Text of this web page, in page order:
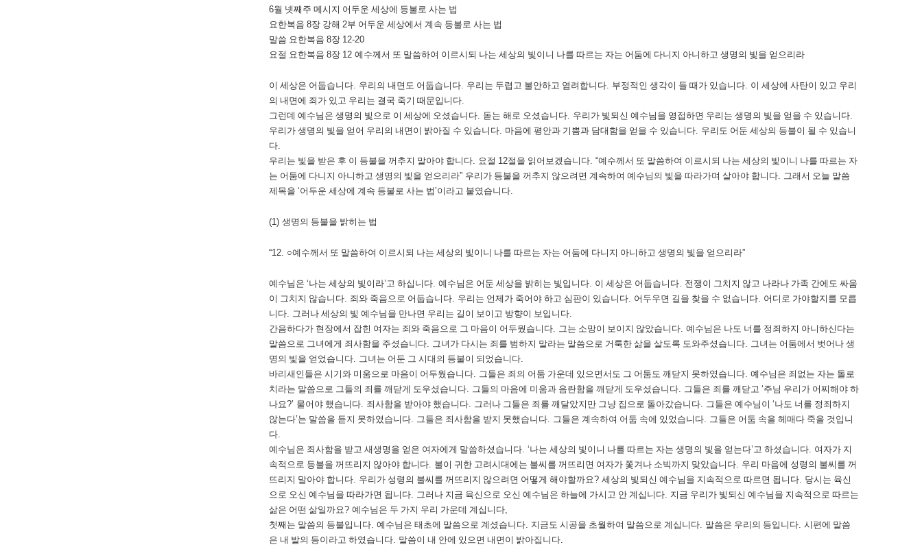
6월 넷째주 메시지 어두운 세상에 등불로 사는 법
요한복음 8장 강해 2부 어두운 세상에서 계속 등불로 사는 법
말씀 요한복음 8장 12-20
요절 요한복음 8장 12 예수께서 또 말씀하여 이르시되 나는 세상의 빛이니 나를 따르는 자는 어둠에 다니지 아니하고 생명의 빛을 얻으리라
이 세상은 어둡습니다. 우리의 내면도 어둡습니다. 우리는 두렵고 불안하고 염려합니다. 부정적인 생각이 들 때가 있습니다. 이 세상에 사탄이 있고 우리
의 내면에 죄가 있고 우리는 결국 죽기 때문입니다.
그런데 예수님은 생명의 빛으로 이 세상에 오셨습니다. 돋는 해로 오셨습니다. 우리가 빛되신 예수님을 영접하면 우리는 생명의 빛을 얻을 수 있습니다.
우리가 생명의 빛을 얻어 우리의 내면이 밝아질 수 있습니다. 마음에 평안과 기쁨과 담대함을 얻을 수 있습니다. 우리도 어둔 세상의 등불이 될 수 있습니
다.
우리는 빛을 받은 후 이 등불을 꺼추지 말아야 합니다. 요절 12절을 읽어보겠습니다. “예수께서 또 말씀하여 이르시되 나는 세상의 빛이니 나를 따르는 자
는 어둠에 다니지 아니하고 생명의 빛을 얻으리라” 우리가 등불을 꺼추지 않으려면 계속하여 예수님의 빛을 따라가며 살아야 합니다. 그래서 오늘 말씀
제목을 ‘어두운 세상에 계속 등불로 사는 법’이라고 붙였습니다.
(1) 생명의 등불을 밝히는 법
“12. ○예수께서 또 말씀하여 이르시되 나는 세상의 빛이니 나를 따르는 자는 어둠에 다니지 아니하고 생명의 빛을 얻으리라”
예수님은 ‘나는 세상의 빛이라’고 하십니다. 예수님은 어둔 세상을 밝히는 빛입니다. 이 세상은 어둡습니다. 전쟁이 그치지 않고 나라나 가족 간에도 싸움
이 그치지 않습니다. 죄와 죽음으로 어둡습니다. 우리는 언제가 죽어야 하고 심판이 있습니다. 어두우면 길을 찾을 수 없습니다. 어디로 가야할지를 모릅
니다. 그러나 세상의 빛 예수님을 만나면 우리는 길이 보이고 방향이 보입니다.
간음하다가 현장에서 잡힌 여자는 죄와 죽음으로 그 마음이 어두웠습니다. 그는 소망이 보이지 않았습니다. 예수님은 나도 너를 정죄하지 아니하신다는
말씀으로 그녀에게 죄사함을 주셨습니다. 그녀가 다시는 죄를 범하지 말라는 말씀으로 거룩한 삶을 살도록 도와주셨습니다. 그녀는 어둠에서 벗어나 생
명의 빛을 얻었습니다. 그녀는 어둔 그 시대의 등불이 되었습니다.
바리새인들은 시기와 미움으로 마음이 어두웠습니다. 그들은 죄의 어둠 가운데 있으면서도 그 어둠도 깨닫지 못하였습니다. 예수님은 죄없는 자는 돌로
치라는 말씀으로 그들의 죄를 깨닫게 도우셨습니다. 그들의 마음에 미움과 음란함을 깨닫게 도우셨습니다. 그들은 죄를 깨닫고 ‘주님 우리가 어찌해야 하
나요?’ 물어야 했습니다. 죄사함을 받아야 했습니다. 그러나 그들은 죄를 깨달았지만 그냥 집으로 돌아갔습니다. 그들은 예수님이 ‘나도 너를 정죄하지
않는다’는 말씀을 듣지 못하였습니다. 그들은 죄사함을 받지 못했습니다. 그들은 계속하여 어둠 속에 있었습니다. 그들은 어둠 속을 헤매다 죽을 것입니
다.
예수님은 죄사함을 받고 새생명을 얻은 여자에게 말씀하셨습니다. ‘나는 세상의 빛이니 나를 따르는 자는 생명의 빛을 얻는다’고 하셨습니다. 여자가 지
속적으로 등불을 꺼뜨리지 않아야 합니다. 불이 귀한 고려시대에는 불씨를 꺼뜨리면 여자가 쫓겨나 소빅까지 맞았습니다. 우리 마음에 성령의 불씨를 꺼
뜨리지 말아야 합니다. 우리가 성령의 불씨를 꺼뜨리지 않으려면 어떻게 해야할까요? 세상의 빛되신 예수님을 지속적으로 따르면 됩니다. 당시는 육신
으로 오신 예수님을 따라가면 됩니다. 그러나 지금 육신으로 오신 예수님은 하늘에 가시고 안 계십니다. 지금 우리가 빛되신 예수님을 지속적으로 따르는
삶은 어떤 삶일까요? 예수님은 두 가지 우리 가운데 계십니다,
첫째는 말씀의 등불입니다. 예수님은 태초에 말씀으로 계셨습니다. 지금도 시공을 초월하여 말씀으로 계십니다. 말씀은 우리의 등입니다. 시편에 말씀
은 내 발의 등이라고 하였습니다. 말씀이 내 안에 있으면 내면이 밝아집니다.